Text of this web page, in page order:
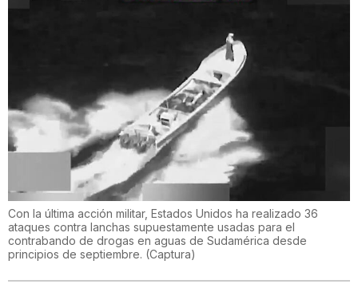
Con la última acción militar, Estados Unidos ha realizado 36
ataques contra lanchas supuestamente usadas para el
contrabando de drogas en aguas de Sudamérica desde
principios de septiembre. (Captura)